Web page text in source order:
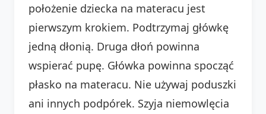
położenie dziecka na materacu jest
pierwszym krokiem. Podtrzymaj główkę
jedną dłonią. Druga dłoń powinna
wspierać pupę. Główka powinna spocząć
płasko na materacu. Nie używaj poduszki
ani innych podpórek. Szyja niemowlęcia